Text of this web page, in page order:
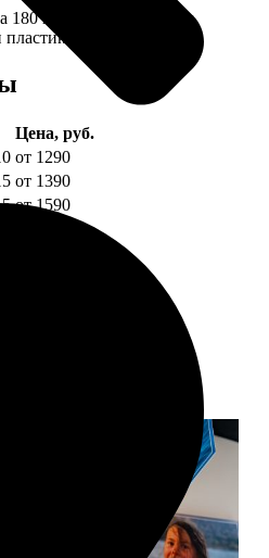
180 градусов, развороты
Цена, руб.
от 1290
от 1390
от 1590